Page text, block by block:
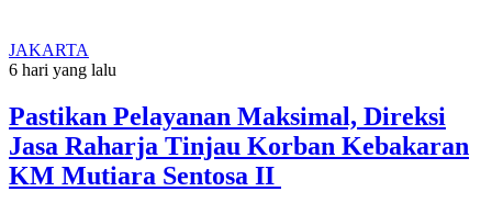
JAKARTA
6 hari yang lalu
Pastikan Pelayanan Maksimal, Direksi
Jasa Raharja Tinjau Korban Kebakaran
KM Mutiara Sentosa II